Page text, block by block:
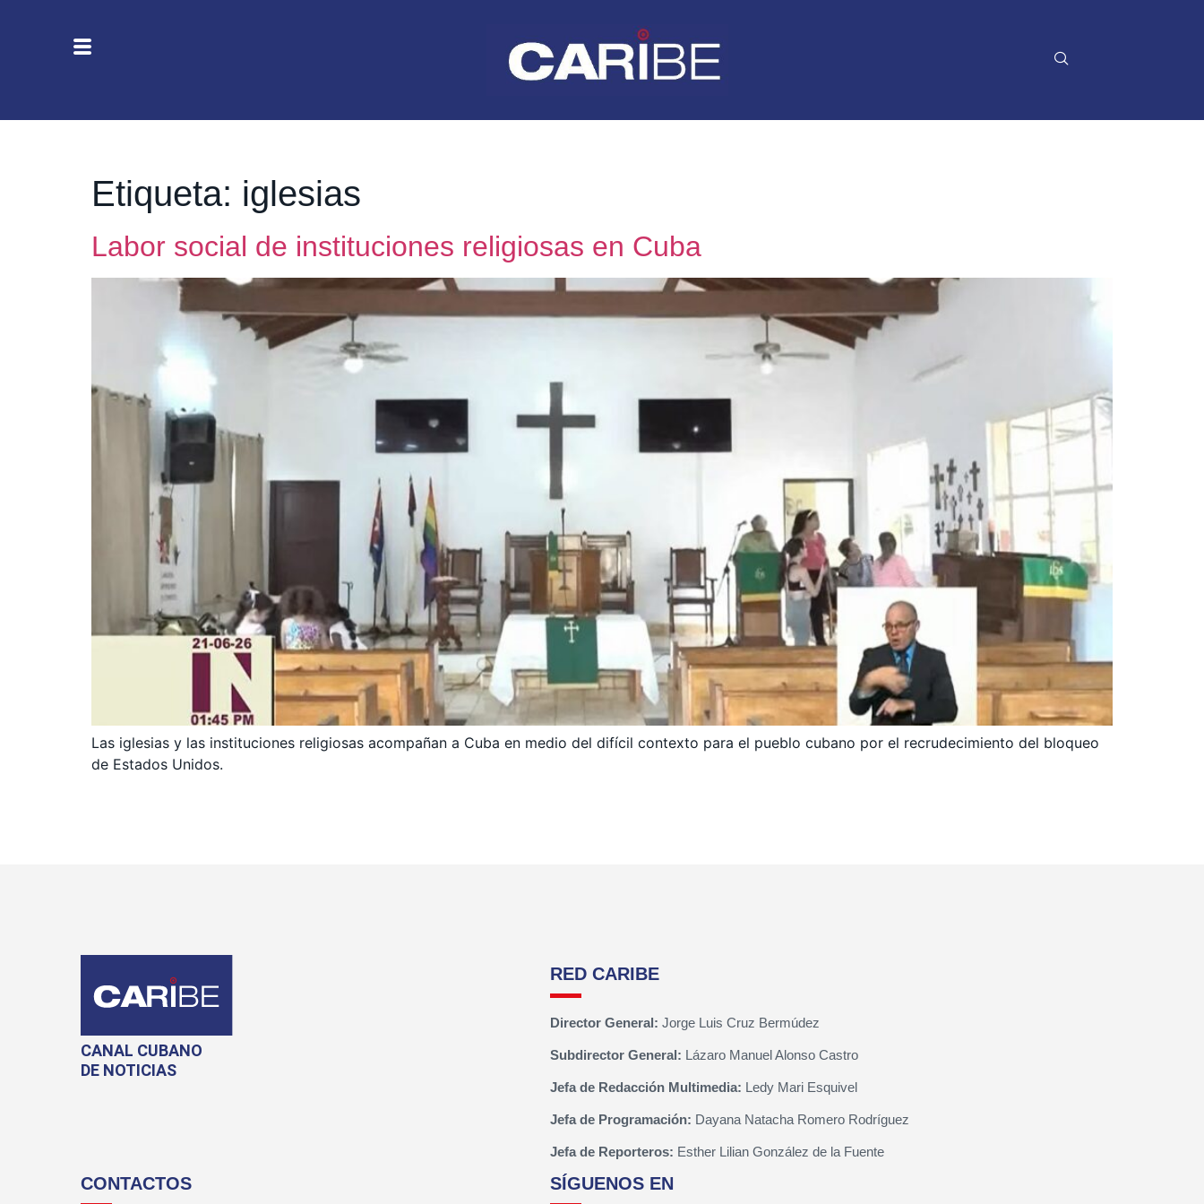
Etiqueta: iglesias
Labor social de instituciones religiosas en Cuba
Las iglesias y las instituciones religiosas acompañan a Cuba en medio del difícil contexto para el pueblo cubano por el recrudecimiento del bloqueo
de Estados Unidos.
CANAL CUBANO
DE NOTICIAS
RED CARIBE
Director General: Jorge Luis Cruz Bermúdez
Subdirector General: Lázaro Manuel Alonso Castro
Jefa de Redacción Multimedia: Ledy Mari Esquivel
Jefa de Programación: Dayana Natacha Romero Rodríguez
Jefa de Reporteros: Esther Lilian González de la Fuente
CONTACTOS SÍGUENOS EN